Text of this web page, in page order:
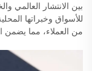
بين الانتشار العالمي
للأسواق وخبراتها
من العملاء، مما يضمن